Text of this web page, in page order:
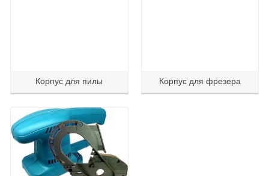
Корпус для пилы Корпус для фрезера